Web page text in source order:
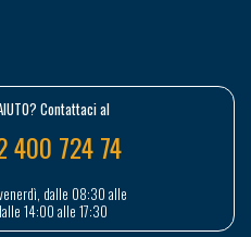
Contattaci al
400 724 74
dalle 08:30 alle
14:00 alle 17:30